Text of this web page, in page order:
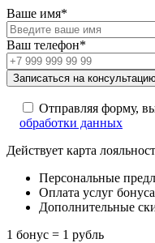
Ваше имя*
Ваш телефон*
Отправляя форму,
обработки данных
Действует карта
Персональные
Оплата услуг
Дополнительные
1 бонус = 1 рубль